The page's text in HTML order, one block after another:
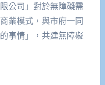
公司」對於無障礙需
業模式，與市府一同
事情」，共建無障礙